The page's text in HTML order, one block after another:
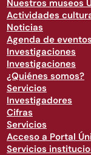
Nuestros museos
Actividades
Noticias
Agenda de eventos
Investigaciones
Investigaciones
¿Quiénes somos?
Servicios
Investigadores
Cifras
Servicios
Acceso a Portal
Servicios